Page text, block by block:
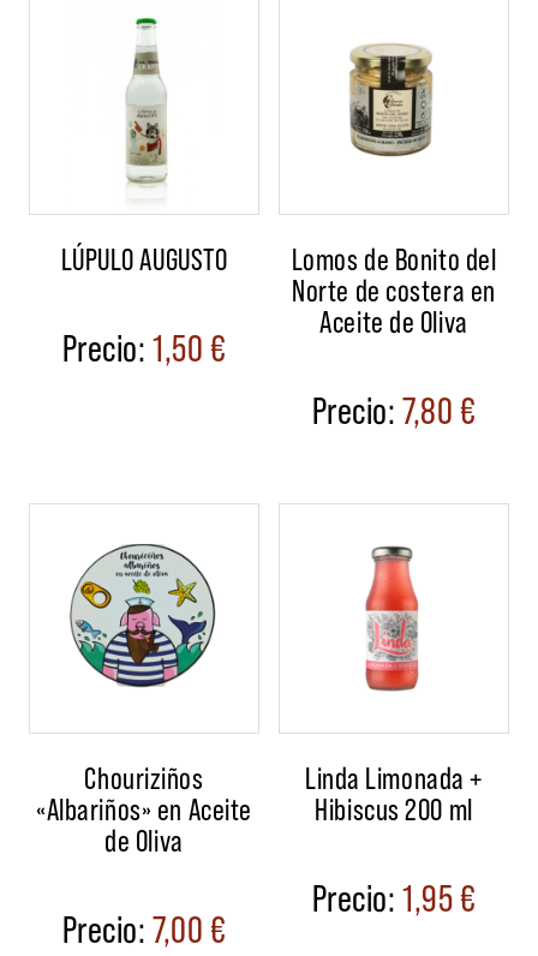
LÚPULO AUGUSTO
1,50€
Lomos de Bonito del
Norte de costera en
Aceite de Oliva
7,80€
Chouriziños
«Albariños» en Aceite
de Oliva
7,00€
Linda Limonada +
Hibiscus 200 ml
1,95€